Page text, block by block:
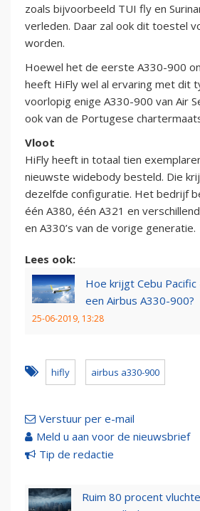
zoals bijvoorbeeld TUI fly en
verleden. Daar zal ook dit toestel
worden.
Hoewel het de eerste A330-900
heeft HiFly wel al ervaring met dit
voorlopig enige A330-900 van Air
ook van de Portugese
Vloot
HiFly heeft in totaal tien
nieuwste widebody besteld. Die
dezelfde configuratie. Het bedrijf
één A380, één A321 en
en A330’s van de vorige generatie.
Lees ook:
Hoe krijgt Cebu
een Airbus A330-900?
25-06-2019, 13:28
hifly airbus a330-900
Verstuur per e-mail
Meld u aan voor de nieuwsbrief
Tip de redactie
Ruim 80 procent